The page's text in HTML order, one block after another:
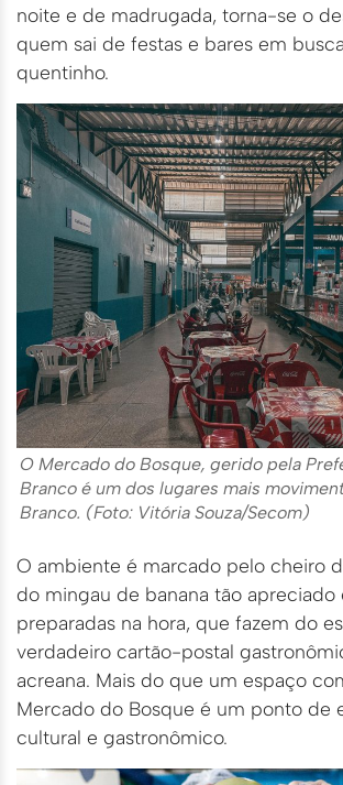
noite e de madrugada, torna-se o
quem sai de festas e bares em
quentinho.
O Mercado do Bosque, gerido pela
Branco é um dos lugares mais
Branco. (Foto: Vitória Souza/Secom)
O ambiente é marcado pelo cheiro
do mingau de banana tão apreciado
preparadas na hora, que fazem do
verdadeiro cartão-postal
acreana. Mais do que um espaço
Mercado do Bosque é um ponto de
cultural e gastronômico.